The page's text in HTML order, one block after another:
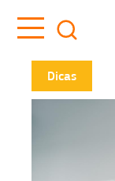
Dicas